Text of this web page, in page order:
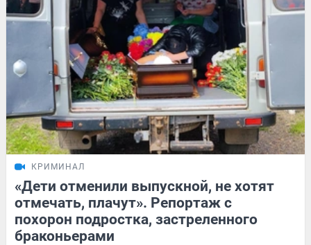
КРИМИНАЛ
«Дети отменили выпускной, не хотят
отмечать, плачут». Репортаж с
похорон подростка, застреленного
браконьерами